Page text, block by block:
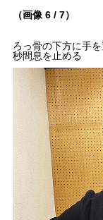
（画像 6 / 7）
ろっ骨の下方に手
秒間息を止める